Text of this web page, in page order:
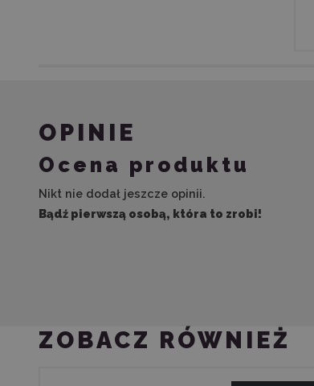
OPINIE
Ocena produktu
Nikt nie dodał jeszcze opinii.
Bądź pierwszą osobą, która to zrobi!
ZOBACZ RÓWNIEŻ